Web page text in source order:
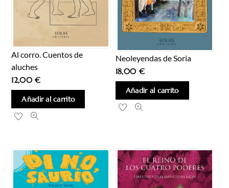
Al corro. Cuentos de
aluches
12,00€
Añadir al carrito
Neoleyendas de Soria
18,00 €
Añadir al carrito